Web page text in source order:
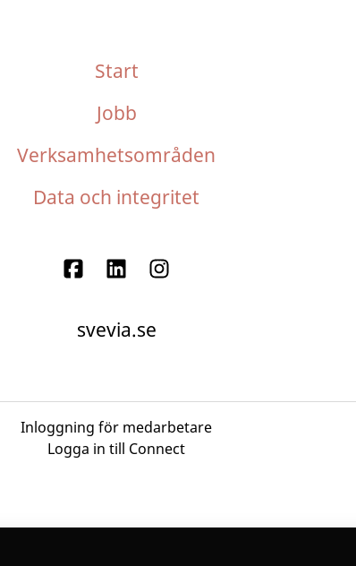
Start
Jobb
Verksamhetsområden
Data och integritet
svevia.se
Inloggning för medarbetare
Logga in till Connect